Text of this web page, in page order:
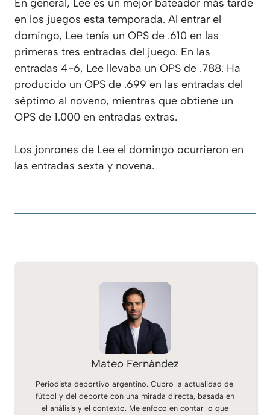
En general, Lee es un mejor bateador más tarde
en los juegos esta temporada. Al entrar el
domingo, Lee tenía un OPS de .610 en las
primeras tres entradas del juego. En las
entradas 4-6, Lee llevaba un OPS de .788. Ha
producido un OPS de .699 en las entradas del
séptimo al noveno, mientras que obtiene un
OPS de 1.000 en entradas extras.
Los jonrones de Lee el domingo ocurrieron en
las entradas sexta y novena.
Mateo Fernández
Periodista deportivo argentino. Cubro la actualidad del
fútbol y del deporte con una mirada directa, basada en
el análisis y el contexto. Me enfoco en contar lo que